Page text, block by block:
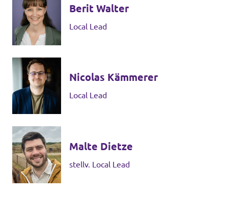
Kontakt Berit Walter
Local Lead
Nicolas Kämmerer
Local Lead
Malte Dietze
stellv. Local Lead